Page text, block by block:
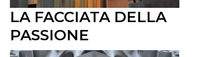
LA FACCIATA DELLA
PASSIONE